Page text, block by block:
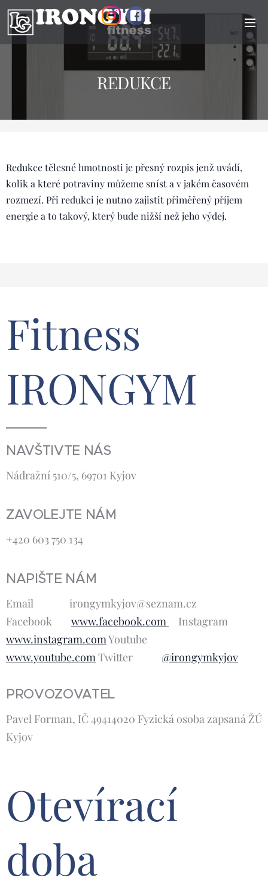
REDUKCE
Redukce tělesné hmotnosti je přesný rozpis jenž uvádí,
kolik a které potraviny můžeme sníst a v jakém časovém
rozmezí. Při redukci je nutno zajistit přiměřený příjem
energie a to takový, který bude nižší než jeho výdej.
Fitness
IRONGYM
NAVŠTIVTE NÁS
Nádražní 510/5, 69701 Kyjov
ZAVOLEJTE NÁM
+420 603 750 134
NAPIŠTE NÁM
Email irongymkyjov@seznam.cz
Facebook www.facebook.com
Instagram
www.instagram.comYoutube
www.youtube.comTwitter @irongymkyjov
PROVOZOVATEL
Pavel Forman, IČ 49414020 Fyzická osoba zapsaná ŽÚ
Kyjov
Otevírací
doba